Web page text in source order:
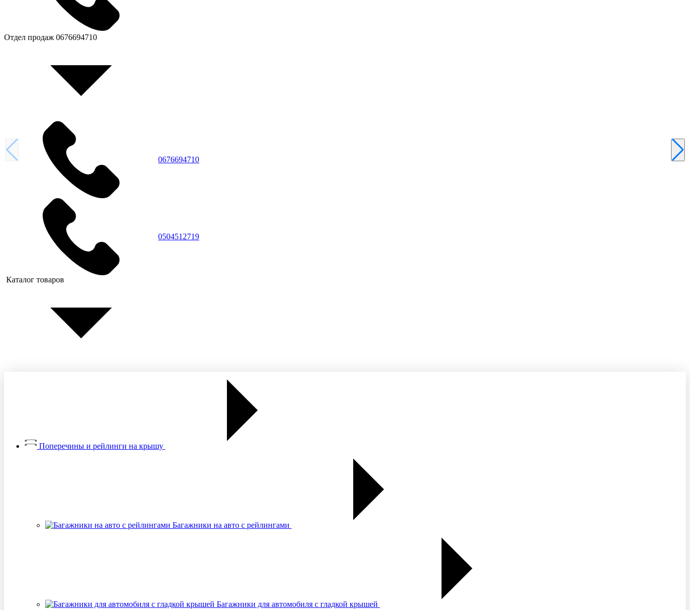
Отдел продаж 0676694710
0676694710
0504512719
Каталог товаров
Поперечины и рейлинги на крышу
Багажники на авто с рейлингами
Багажники для автомобиля с гладкой крышей